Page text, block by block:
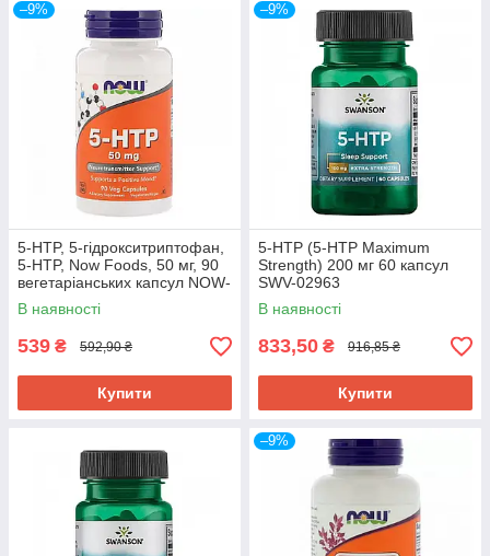
–9%
5-HTP, 5-гідрокситриптофан,
5-HTP, Now Foods, 50 мг, 90
вегетаріанських капсул NOW-
00099
В наявності
539 ₴ 592,90 ₴
Купити
–9%
5-НТР (5-HTP Maximum
Strength) 200 мг 60 капсул
SWV-02963
В наявності
833,50 ₴ 916,85 ₴
Купити
–9%